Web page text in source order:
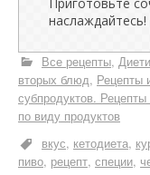
наслаждайтесь!
Все рецепты
вторых блюд Рецепты
субпродуктов. Рецепты
по виду продуктов
вкус кетодиета
пиво рецепт специи